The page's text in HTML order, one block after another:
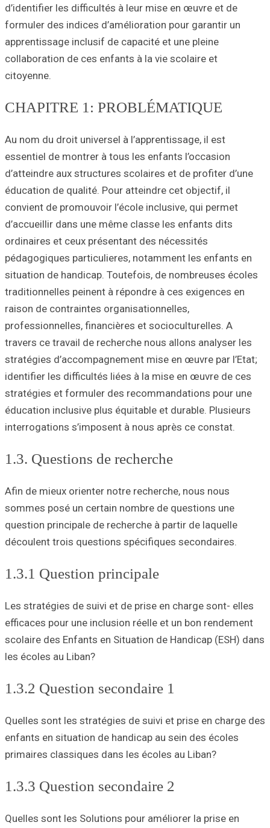
d’identifier les
formuler des
apprentissage
collaboration de
CHAPITRE
Au nom du droit
essentiel de
d’atteindre aux
éducation de
convient de
d’accueillir
ordinaires et
pédagogiques
situation de
traditionnelles
travers ce travail
stratégies
identifier les
stratégies et
éducation
interrogations
Afin de mieux
sommes posé
question
découlent trois
Les stratégies
efficaces pour
scolaire des
Quelles sont les
enfants en
primaires
Quelles sont les